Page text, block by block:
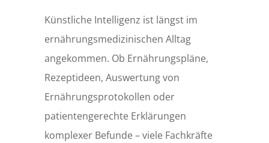
Künstliche Intelligenz ist längst im
ernährungsmedizinischen Alltag
angekommen. Ob Ernährungspläne,
Rezeptideen, Auswertung von
Ernährungsprotokollen oder
patientengerechte Erklärungen
komplexer Befunde – viele Fachkräfte